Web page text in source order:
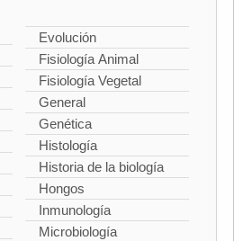
Evolución
Fisiología Animal
Fisiología Vegetal
General
Genética
Histología
Historia de la biología
Hongos
Inmunología
Microbiología